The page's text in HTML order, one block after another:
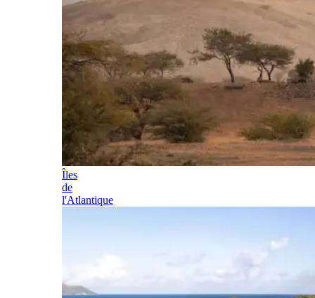
Îles
de
l'Atlantique